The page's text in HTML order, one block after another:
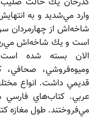
وارد مي‌شديد و به
شاخه‌اش از چهارمردان
است و يك شاخه‌اش
الان بسته شده
وميوه‌فروشي، صحافي،
قديمي داشت. انواع
عربي. كتاب‌هاي
مي‌فروختند. طول مغازه